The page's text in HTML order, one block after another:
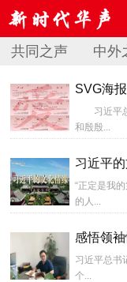
共同之声 中外
SVG海
习近平总
和殷殷...
习近平
“正定是我
的人...
感悟领
习近平总书
个...